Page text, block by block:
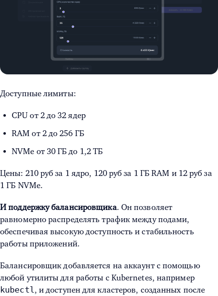
Доступные лимиты:
CPU от 2 до 32 ядер
RAM от 2 до 256 ГБ
NVMe от 30 ГБ до 1,2 ТБ
Цены: 210 руб за 1 ядро, 120 руб за 1 ГБ RAM и 12 руб за
1 ГБ NVMe.
И поддержку балансировщика. Он позволяет
равномерно распределять трафик между подами,
обеспечивая высокую доступность и стабильность
работы приложений.
Балансировщик добавляется на аккаунт с помощью
любой утилиты для работы с Kubernetes, например
kubectl, и доступен для кластеров, созданных после